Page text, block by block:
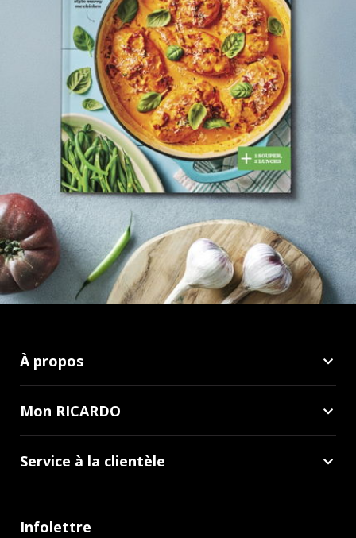
À propos
Mon RICARDO
Service à la clientèle
Infolettre